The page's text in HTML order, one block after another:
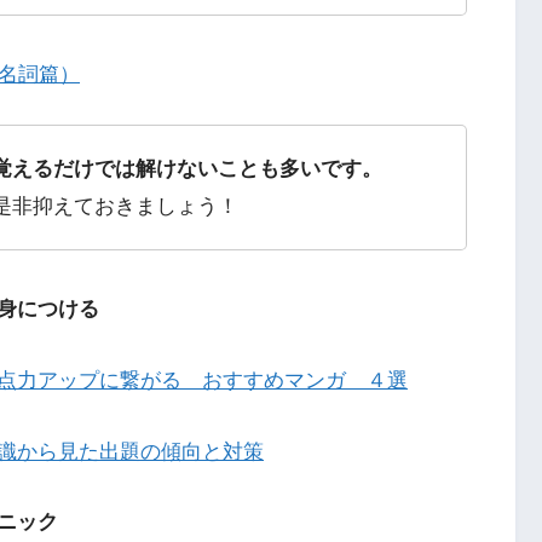
詞篇）
るだけでは解けないことも多いです。
抑えておきましょう！
につける
力アップに繋がる おすすめマンガ ４選
から見た出題の傾向と対策
ック